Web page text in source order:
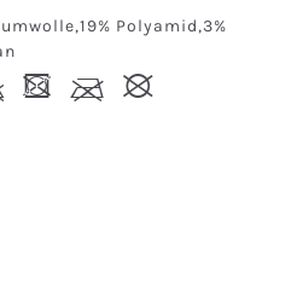
Polyamid,3%
- l #